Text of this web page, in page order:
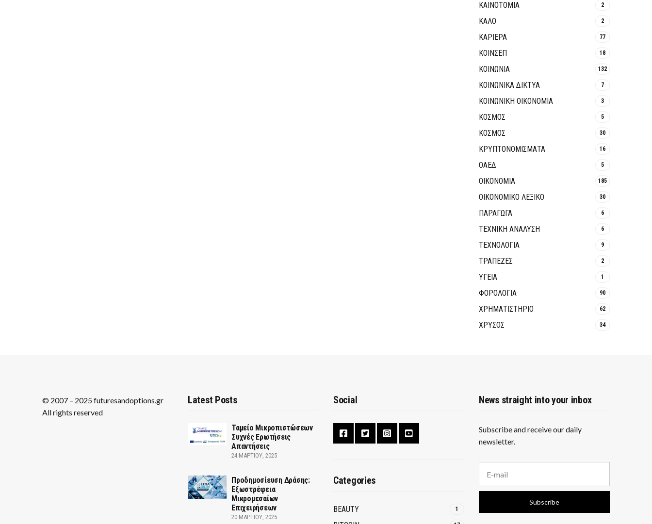
ΚΑΙΝΟΤΟΜΊΑ 2
ΚΑΛΟ 2
ΚΑΡΙΕΡΑ 77
ΚΟΙΝΣΕΠ 18
ΚΟΙΝΩΝΙΑ 132
ΚΟΙΝΩΝΙΚΆ ΔΊΚΤΥΑ 7
ΚΟΙΝΩΝΙΚΉ ΟΙΚΟΝΟΜΊΑ 3
ΚΟΣΜΟΣ 5
ΚΟΣΜΟΣ 30
ΚΡΥΠΤΟΝΟΜΊΣΜΑΤΑ 16
ΟΑΕΔ 5
ΟΙΚΟΝΟΜΙΑ 185
ΟΙΚΟΝΟΜΙΚΟ ΛΕΞΙΚΟ 30
ΠΑΡΑΓΩΓΑ 6
ΤΕΧΝΙΚΗ ΑΝΑΛΥΣΗ 6
ΤΕΧΝΟΛΟΓΙΑ 9
ΤΡΆΠΕΖΕΣ 2
ΥΓΕΙΑ 1
ΦΟΡΟΛΟΓΙΑ 90
ΧΡΗΜΑΤΙΣΤΗΡΙΟ 62
ΧΡΥΣΟΣ 34
© 2007 – 2025 futuresandoptions.gr
All rights reserved
Latest Posts
Ταμείο Μικροπιστώσεων
Συχνές Ερωτήσεις
Απαντήσεις
24 ΜΑΡΤΊΟΥ, 2025
Προδημοσίευση Δράσης:
Εξωστρέφεια
Μικρομεσαίων
Επιχειρήσεων
20 ΜΑΡΤΊΟΥ, 2025
Social
Categories
BEAUTY 1
News straight into your inbox
Subscribe and receive our daily
newsletter.
a
i
a
Subscribe